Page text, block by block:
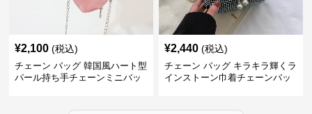
¥2,100 (税込)
チェーン バッグ 韓国風ハート型
パール持ち手チェーンミニバッ
¥2,440 (税込)
チェーン バッグ キラキラ輝くラ
インストーン巾着チェーンバッ